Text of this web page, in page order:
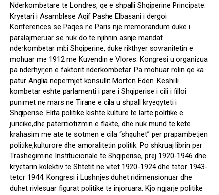
Nderkombetare te Londres, qe e shpalli Shqiperine Principate.
Kryetari i Asamblese Aqif Pashe Elbasani i dergoi
Konferences se Paqes ne Paris nje memorandum duke i
paralajmeruar se nuk do te njihnin asnje mandat
nderkombetar mbi Shqiperine, duke rikthyer sovranitetin e
mohuar me 1912 me Kuvendin e Vlores. Kongresi u organizua
pa nderhyrjen e faktorit nderkombetar. Pa mohuar rolin qe ka
patur Anglia nepermjet konsullit Morton Eden. Keshilli
kombetar eshte parlamenti i pare i Shqiperise i cili i filloi
punimet ne mars ne Tirane e cila u shpall kryeqyteti i
Shqiperise. Elita politike kishte kulture te larte politike e
juridike,dhe pateritiotizmin e flakte, dhe nuk mund te kete
krahasim me ate te sotmen e cila “shquhet” per prapambetjen
politike,kulturore dhe amoralitetin politik. Po shkruaj librin per
Trashegimine Institucionale te Shqiperise, prej 1920-1946 dhe
kryetarin kolektiv te Shtetit ne vitet 1920-1924 dhe tetor 1943-
tetor 1944. Kongresi i Lushnjes duhet ridimensionuar dhe
duhet rivlesuar figurat politike te injoruara. Kjo ngjarje politike